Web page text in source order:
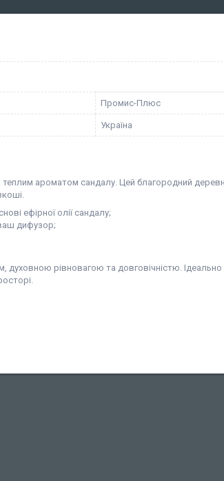
Промис-Плюс
Україна
ароматом сандалу. Цей благородний
ефірної олії сандалу;
дифузор;
рівновагою та довговічністю. Ідеально